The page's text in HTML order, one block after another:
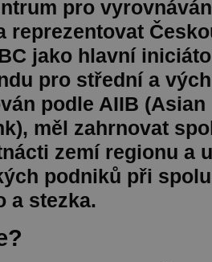
pro
reprezentovat
jako hlavní
pro střední a
podle AIIB
měl zahrnovat
zemí regionu a
podniků při
a stezka.